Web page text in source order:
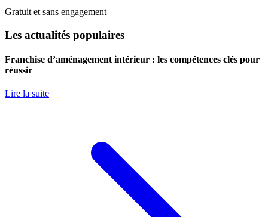
Gratuit et sans engagement
Les actualités populaires
Franchise d’aménagement intérieur : les compétences clés pour
réussir
Lire la suite